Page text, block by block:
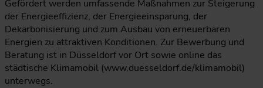
Gefördert werden umfassende Maßnahmen zur Steigerung
der Energieeffizienz, der Energieeinsparung, der
Dekarbonisierung und zum Ausbau von erneuerbaren
Energien zu attraktiven Konditionen. Zur Bewerbung und
Beratung ist in Düsseldorf vor Ort sowie online das
städtische Klimamobil (www.duesseldorf.de/klimamobil)
unterwegs.